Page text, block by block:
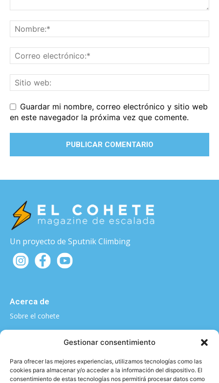
Gestionar consentimiento
Para ofrecer las mejores experiencias, utilizamos tecnologías como las
cookies para almacenar y/o acceder a la información del dispositivo. El
consentimiento de estas tecnologías nos permitirá procesar datos como
Guardar mi nombre, correo electrónico y sitio web
en este navegador la próxima vez que comente.
Un proyecto de Sputnik Climbing
Acerca de
Sobre el cohete
¿Quieres contarnos algo?